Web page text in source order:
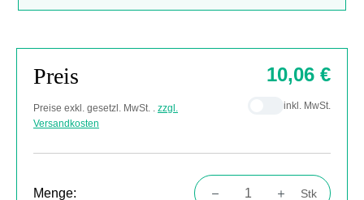
Preis
Preise exkl. gesetzl. MwSt. . zzgl.
Versandkosten
10,06 €
inkl. MwSt.
Menge: Stk